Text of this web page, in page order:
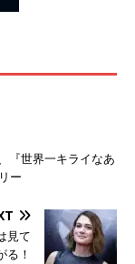
『世界一キライなあ
ー
見て
る！